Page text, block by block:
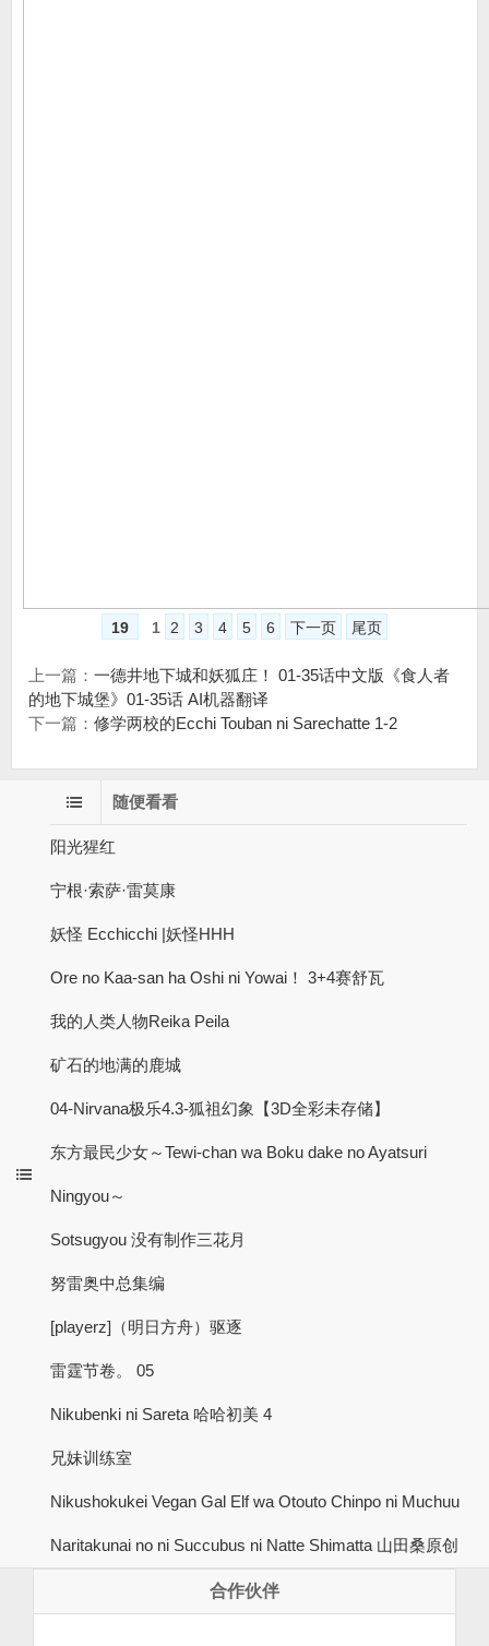
19 1 2 3 4 5 6 下一页 尾页
上一篇： 一德井地下城和妖狐庄！ 01-35话中文版《食人者
的地下城堡》01-35话 AI机器翻译
下一篇： 修学两校的Ecchi Touban ni Sarechatte 1-2
随便看看
阳光猩红
宁根·索萨·雷莫康
妖怪 Ecchicchi |妖怪HHH
Ore no Kaa-san ha Oshi ni Yowai！ 3+4赛舒瓦
我的人类人物Reika Peila
矿石的地满的鹿城
04-Nirvana极乐4.3-狐祖幻象【3D全彩未存储】
东方最民少女～Tewi-chan wa Boku dake no Ayatsuri
Ningyou～
Sotsugyou 没有制作三花月
努雷奥中总集编
[playerz]（明日方舟）驱逐
雷霆节卷。 05
Nikubenki ni Sareta 哈哈初美 4
兄妹训练室
Nikushokukei Vegan Gal Elf wa Otouto Chinpo ni Muchuu
Naritakunai no ni Succubus ni Natte Shimatta 山田桑原创
合作伙伴